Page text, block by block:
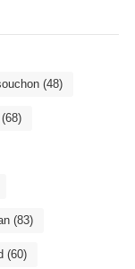
(48)
(83)
(60)